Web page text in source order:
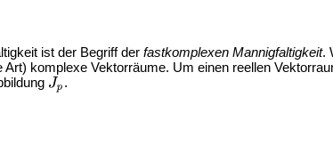
ist der Begriff der fastkomplexen Mannigfaltigkeit.
komplexe Vektorräume. Um einen reellen
.